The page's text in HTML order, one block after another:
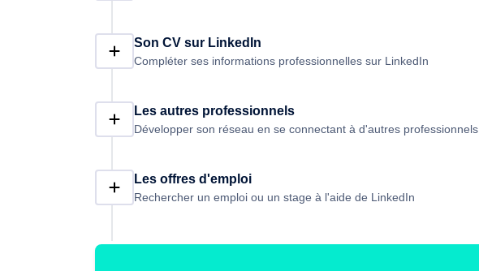
Son CV sur LinkedIn
Compléter ses informations professionnelles sur LinkedIn
Les autres professionnels
Développer son réseau en se connectant à d'autres professionnels
Les offres d'emploi
Rechercher un emploi ou un stage à l'aide de LinkedIn